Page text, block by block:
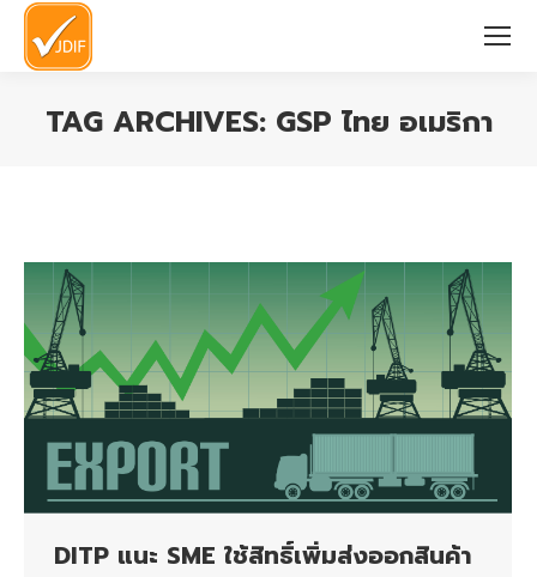
TAG ARCHIVES: GSP ไทย อเมริกา
DITP แนะ SME ใช้สิทธิ์เพิ่มส่งออกสินค้า